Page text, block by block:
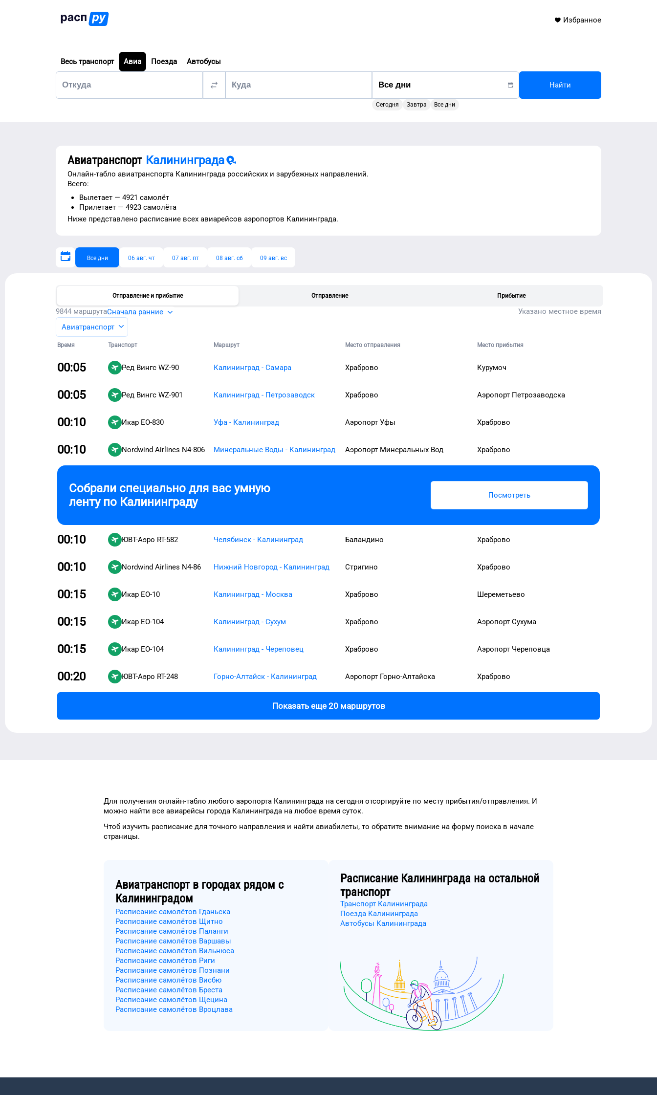
Избранное
Весь транспорт Авиа Поезда Автобусы
Сегодня Завтра Все дни
Найти
Авиатранспорт Калининграда
Онлайн-табло авиатранспорта Калининграда российских и зарубежных направлений.
Всего:
Вылетает — 4921 самолёт
Прилетает — 4923 самолёта
Ниже представлено расписание всех авиарейсов аэропортов Калининграда.
Все дни 06 авг. чт 07 авг. пт 08 авг. сб 09 авг. вс
Отправление и прибытие Отправление Прибытие
9844 маршрутаСначала ранние
Указано местное время
Авиатранспорт
Время Транспорт Маршрут Место отправления Место прибытия
00:05 Ред Вингс WZ-90 Калининград - Самара Храброво Курумоч
00:05 Ред Вингс WZ-901 Калининград - Петрозаводск Храброво Аэропорт Петрозаводска
00:10 Икар EO-830 Уфа - Калининград Аэропорт Уфы Храброво
00:10 Nordwind Airlines N4-806 Минеральные Воды - Калининград Аэропорт Минеральных Вод Храброво
Собрали специально для вас умную
ленту по Калининграду Посмотреть
00:10 ЮВТ-Аэро RT-582 Челябинск - Калининград Баландино Храброво
00:10 Nordwind Airlines N4-86 Нижний Новгород - Калининград Стригино Храброво
00:15 Икар EO-10 Калининград - Москва Храброво Шереметьево
00:15 Икар EO-104 Калининград - Сухум Храброво Аэропорт Сухума
00:15 Икар EO-104 Калининград - Череповец Храброво Аэропорт Череповца
00:20 ЮВТ-Аэро RT-248 Горно-Алтайск - Калининград Аэропорт Горно-Алтайска Храброво
Показать еще 20 маршрутов
Для получения онлайн-табло любого аэропорта Калининграда на сегодня отсортируйте по месту прибытия/отправления. И
можно найти все авиарейсы города Калининграда на любое время суток.
Чтоб изучить расписание для точного направления и найти авиабилеты, то обратите внимание на форму поиска в начале
страницы.
Авиатранспорт в городах рядом с
Калининградом
Расписание самолётов Гданьска
Расписание самолётов Щитно
Расписание самолётов Паланги
Расписание самолётов Варшавы
Расписание самолётов Вильнюса
Расписание самолётов Риги
Расписание самолётов Познани
Расписание самолётов Висбю
Расписание самолётов Бреста
Расписание самолётов Щецина
Расписание самолётов Вроцлава
Расписание Калининграда на остальной
транспорт
Транспорт Калининграда
Поезда Калининграда
Автобусы Калининграда